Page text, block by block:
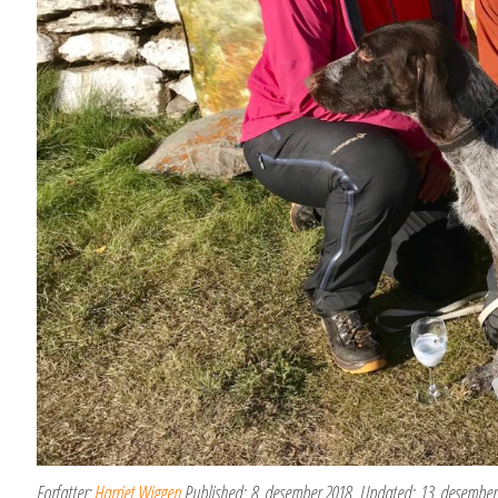
Forfatter:Harriet WiggenPublished: 8. desember 2018 Updated: 13.